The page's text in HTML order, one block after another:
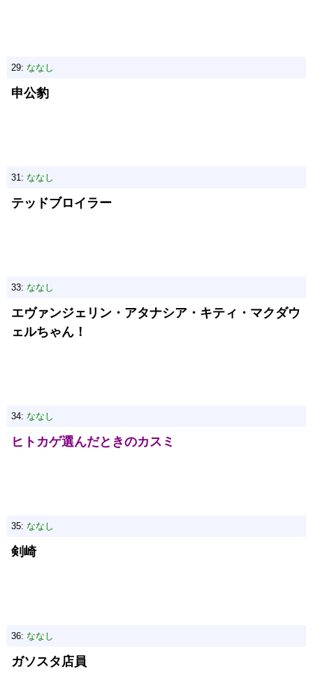
29: ななし
申公豹
31: ななし
テッドブロイラー
33: ななし
エヴァンジェリン・アタナシア・キティ・マクダウ
ェルちゃん！
34: ななし
ヒトカゲ選んだときのカスミ
35: ななし
剣崎
36: ななし
ガソスタ店員